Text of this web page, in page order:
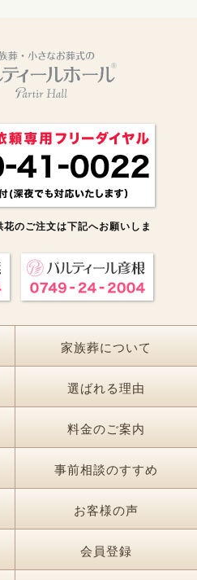
のご注文は下記へお願いしま
家族葬について
選ばれる理由
料金のご案内
事前相談のすすめ
お客様の声
会員登録